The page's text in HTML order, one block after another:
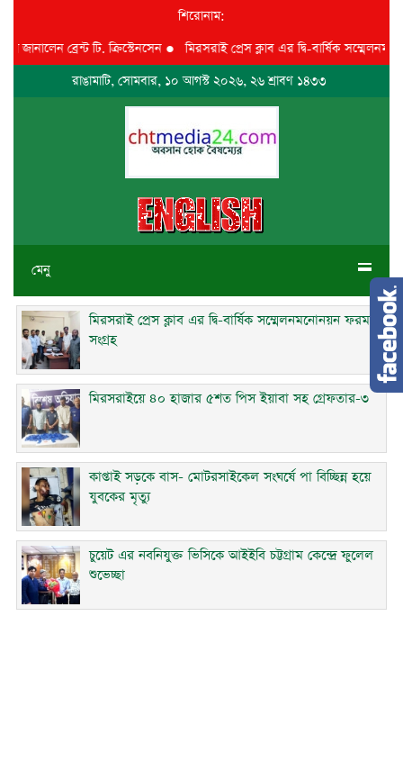
শিরোনাম:
ব্রেন্ট টি. ক্রিস্টেনসেন●মিরসরাই প্রেস ক্লাব এর দ্বি-বার্ষিক
রাঙামাটি, সোমবার, ১০ আগস্ট ২০২৬, ২৬ শ্রাবণ ১৪৩৩
মেনু
মিরসরাই প্রেস ক্লাব এর দ্বি-বার্ষিক সম্মেলনমনোনয়ন ফরম
সংগ্রহ
মিরসরাইয়ে ৪০ হাজার ৫শত পিস ইয়াবা সহ গ্রেফতার-৩
কাপ্তাই সড়কে বাস- মোটরসাইকেল সংঘর্ষে পা বিচ্ছিন্ন হয়ে
যুবকের মৃত্যু
চুয়েট এর নবনিযুক্ত ভিসিকে আইইবি চট্টগ্রাম কেন্দ্রে ফুলেল
শুভেচ্ছা